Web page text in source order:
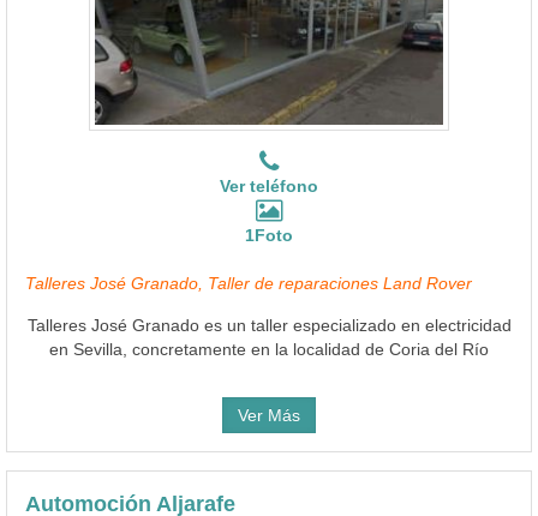
Ver teléfono
1Foto
Talleres José Granado, Taller de reparaciones Land Rover
Talleres José Granado es un taller especializado en electricidad
en Sevilla, concretamente en la localidad de Coria del Río
Ver Más
Automoción Aljarafe